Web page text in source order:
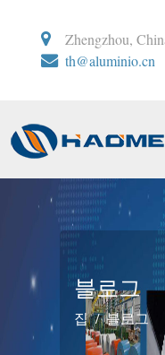
Zhengzhou,
th@aluminio.cn
블로그
집 블로그